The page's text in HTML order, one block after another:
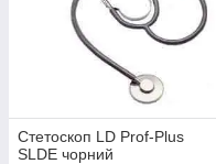
Стетоскоп LD Prof-Plus
SLDE чорний